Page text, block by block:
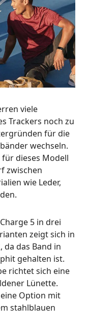
viele
Trackers noch zu
für die
wechseln.
dieses Modell
zwischen
wie Leder,
5 in drei
zeigt sich in
da das Band in
gehalten ist.
richtet sich eine
Lünette.
Option mit
stahlblauen